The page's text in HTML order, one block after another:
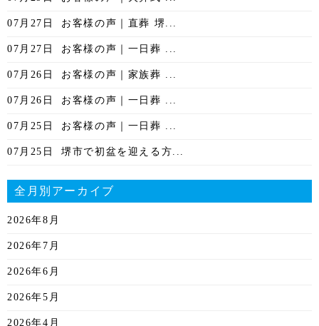
07月27日 お客様の声｜直葬 堺...
07月27日 お客様の声｜一日葬 ...
07月26日 お客様の声｜家族葬 ...
07月26日 お客様の声｜一日葬 ...
07月25日 お客様の声｜一日葬 ...
07月25日 堺市で初盆を迎える方...
全月別アーカイブ
2026年8月
2026年7月
2026年6月
2026年5月
2026年4月